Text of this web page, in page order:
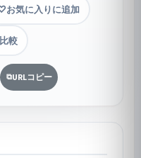
お気に入りに追加
比較
⧉URLコピー